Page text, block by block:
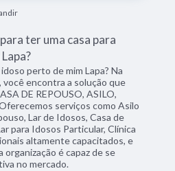
ter uma casa para
perto de mim Lapa? Na
você encontra a solução que
DE REPOUSO, ASILO,
serviços como Asilo
Lar de Idosos, Casa de
para Idosos Particular, Clínica
altamente capacitados, e
organização é capaz de se
no mercado.